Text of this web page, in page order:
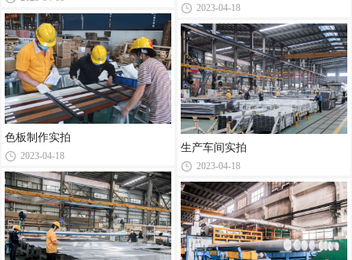
色板制作实拍
2023-04-18
2023-04-18
生产车间实拍
2023-04-18